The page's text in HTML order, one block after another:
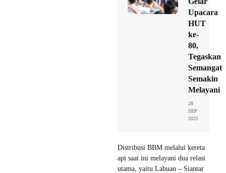
Upacara
HUT
ke-
80,
Tegaskan
Semangat
Semakin
Melayani
28
SEP
2025
Distribusi BBM melalui kereta
api saat ini melayani dua relasi
utama, yaitu Labuan – Siantar